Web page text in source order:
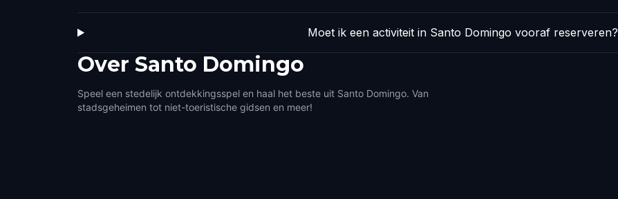
Moet ik een activiteit in Santo Domingo vooraf reserveren?
Over Santo Domingo
Speel een stedelijk ontdekkingsspel en haal het beste uit Santo Domingo. Van
stadsgeheimen tot niet-toeristische gidsen en meer!